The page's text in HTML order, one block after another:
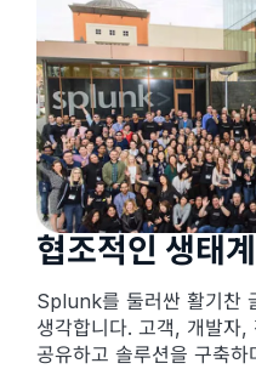
협조적인 생태계
Splunk를 둘러싼 활기찬
생각합니다. 고객, 개발자
공유하고 솔루션을 구축